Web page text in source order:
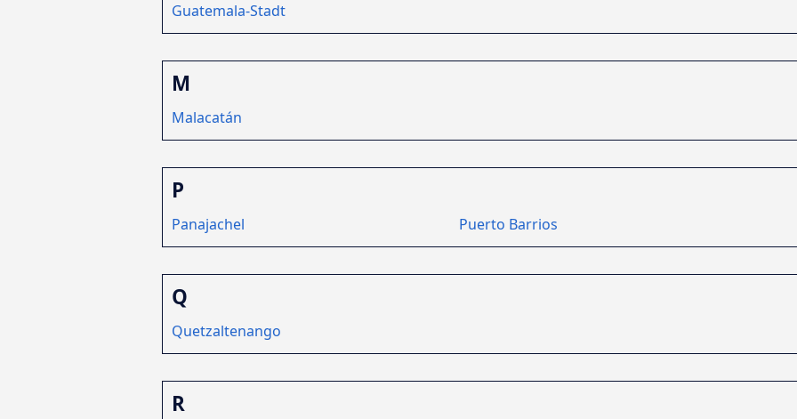
Guatemala-Stadt
M
Malacatán
P
Panajachel Puerto Barrios
Q
Quetzaltenango
R